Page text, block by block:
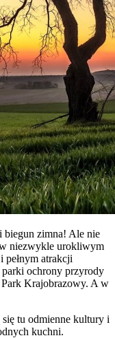
biegun zimna! Ale nie
w niezwykle urokliwym
pełnym atrakcji
ochrony przyrody
Krajobrazowy. A w
tu odmienne kultury i
kuchni.